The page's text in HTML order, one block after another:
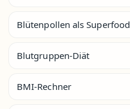
Blütenpollen als Superfood
Blutgruppen-Diät
BMI-Rechner